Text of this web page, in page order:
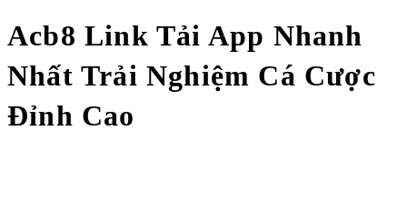
Acb8 Link Tải App Nhanh
Nhất Trải Nghiệm Cá Cược
Đỉnh Cao